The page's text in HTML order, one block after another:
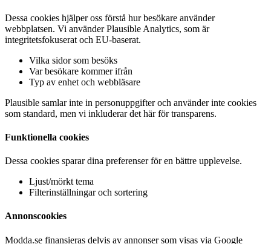
Dessa cookies hjälper oss förstå hur besökare använder
webbplatsen. Vi använder Plausible Analytics, som är
integritetsfokuserat och EU-baserat.
Vilka sidor som besöks
Var besökare kommer ifrån
Typ av enhet och webbläsare
Plausible samlar inte in personuppgifter och använder inte cookies
som standard, men vi inkluderar det här för transparens.
Funktionella cookies
Dessa cookies sparar dina preferenser för en bättre upplevelse.
Ljust/mörkt tema
Filterinställningar och sortering
Annonscookies
Modda.se finansieras delvis av annonser som visas via Google